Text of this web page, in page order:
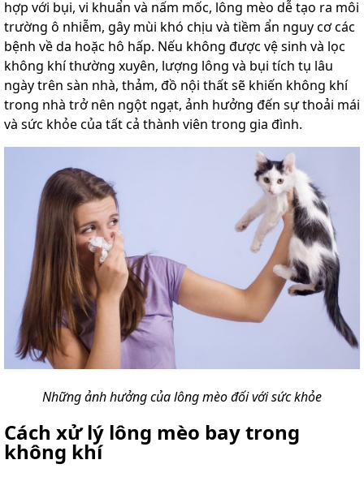
hợp với bụi, vi khuẩn và nấm mốc, lông mèo dễ tạo ra môi
trường ô nhiễm, gây mùi khó chịu và tiềm ẩn nguy cơ các
bệnh về da hoặc hô hấp. Nếu không được vệ sinh và lọc
không khí thường xuyên, lượng lông và bụi tích tụ lâu
ngày trên sàn nhà, thảm, đồ nội thất sẽ khiến không khí
trong nhà trở nên ngột ngạt, ảnh hưởng đến sự thoải mái
và sức khỏe của tất cả thành viên trong gia đình.
Những ảnh hưởng của lông mèo đối với sức khỏe
Cách xử lý lông mèo bay trong
không khí